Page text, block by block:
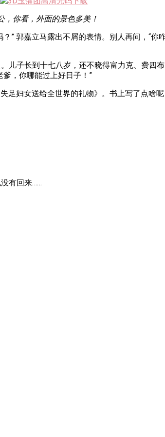
，你看，外面的景色多美！
郭嘉立马露出不屑的表情。别人再问，“你
子长到十七八岁，还不晓得富力克、费四
，你哪能过上好日子！”
失足妇女送给全世界的礼物》。书上写了点啥呢
有回来……